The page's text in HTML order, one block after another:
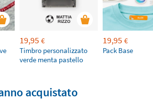
19,95 €
Timbro personalizzato
verde menta pastello
19,95 €
Pack Base
acquistato